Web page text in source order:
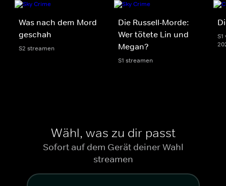
Was nach dem Mord
geschah
S2 streamen
Die Russell-Morde:
Wer tötete Lin und
Megan?
S1 streamen
Wähl, was zu dir passt
Sofort auf dem Gerät deiner Wahl
streamen